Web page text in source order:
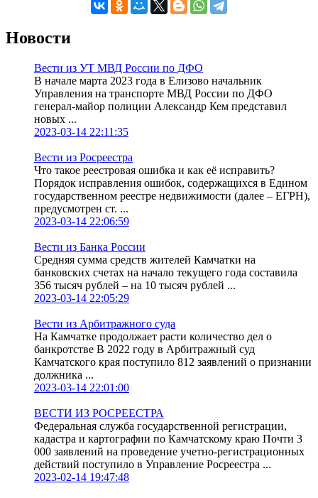
Новости
Вести из УТ МВД России по ДФО
В начале марта 2023 года в Елизово начальник
Управления на транспорте МВД России по ДФО
генерал-майор полиции Александр Кем представил
новых ...
2023-03-14 22:11:35
Вести из Росреестра
Что такое реестровая ошибка и как её исправить?
Порядок исправления ошибок, содержащихся в Едином
государственном реестре недвижимости (далее – ЕГРН),
предусмотрен ст. ...
2023-03-14 22:06:59
Вести из Банка России
Средняя сумма средств жителей Камчатки на
банковских счетах на начало текущего года составила
356 тысяч рублей – на 10 тысяч рублей ...
2023-03-14 22:05:29
Вести из Арбитражного суда
На Камчатке продолжает расти количество дел о
банкротстве В 2022 году в Арбитражный суд
Камчатского края поступило 812 заявлений о признании
должника ...
2023-03-14 22:01:00
ВЕСТИ ИЗ РОСРЕЕСТРА
Федеральная служба государственной регистрации,
кадастра и картографии по Камчатскому краю Почти 3
000 заявлений на проведение учетно-регистрационных
действий поступило в Управление Росреестра ...
2023-02-14 19:47:48